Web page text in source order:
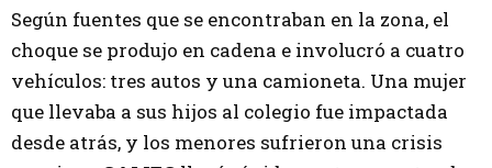
Según fuentes que se encontraban en la zona, el
choque se produjo en cadena e involucró a cuatro
vehículos: tres autos y una camioneta. Una mujer
que llevaba a sus hijos al colegio fue impactada
desde atrás, y los menores sufrieron una crisis